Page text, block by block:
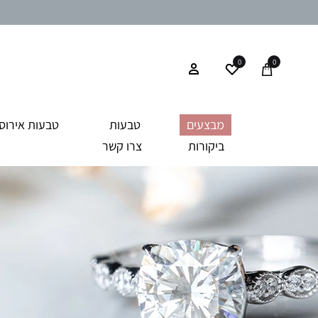
0
0
מבצעים טבעות טבעות
ביקורות
צרו קשר